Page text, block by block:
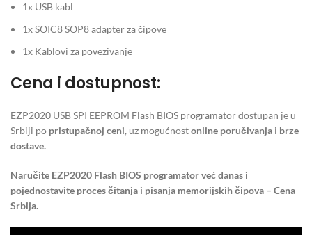
1x USB kabl
1x SOIC8 SOP8 adapter za čipove
1x Kablovi za povezivanje
Cena i dostupnost:
EZP2020 USB SPI EEPROM Flash BIOS programator dostupan je u
Srbiji po pristupačnoj ceni, uz mogućnostonline poručivanja i brze
dostave.
Naručite EZP2020 Flash BIOS programator već danas i
pojednostavite proces čitanja i pisanja memorijskih čipova – Cena
Srbija.